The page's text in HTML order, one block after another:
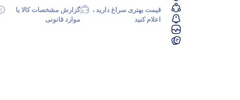
قیمت بهتری سراغ دارید ،
اعلام کنید
گزارش مشخصات کالا یا
موارد قانونی